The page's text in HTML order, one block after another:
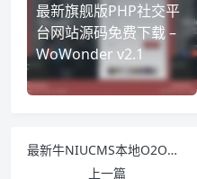
最新旗舰版PHP社交平
台网站源码免费下载 –
WoWonder v2.1
最新牛NIUCMS本地O2O系统V3.0商业版源码完全免费下载 二次开发版微信完美三端
上一篇